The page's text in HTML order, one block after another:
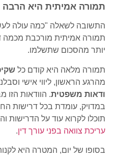
תמורה אמיתית היא
התשובה לשאלה "כמה עולה
תמורה אמיתית מורכבת מכמה
יותר מהסכום שתשלמו.
תמורה מלאה היא קודם כל
מהרגע הראשון, ליווי אישי
ודאות משפטית. הוודאות
במדויק, עומדת בכל דרישות
תוכלו לקרוא עוד על הדרישות
עריכת צוואה בפני עורך דין.
בסופו של יום, המטרה היא